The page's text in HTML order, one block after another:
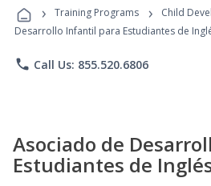
Programs
› Training Programs › Child
Desarrollo Infantil para Estudiantes de
phone Call Us: 855.520.6806
Asociado de
Estudiantes de